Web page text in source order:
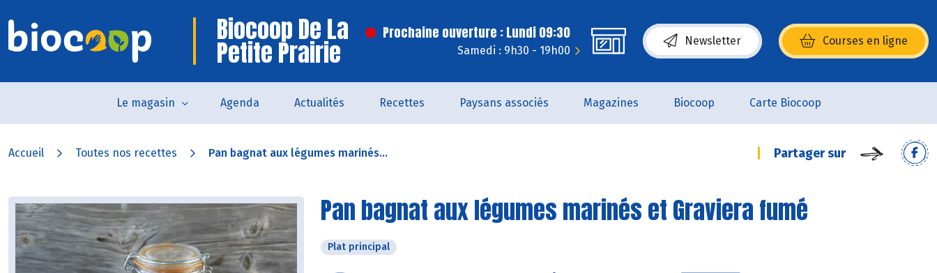
Biocoop De La
Petite Prairie
Prochaine ouverture : Lundi 09:30
Samedi : 9h30 - 19h00
Newsletter Courses en ligne
(s’ouvre dans une nouvelle fenêtre)
Le magasin Agenda Actualités Recettes Paysans associés Magazines Biocoop Carte Biocoop
Accueil Toutes nos recettes Pan bagnat aux légumes marinés... Partager sur
Pan bagnat aux légumes marinés et Graviera fumé
Plat principal